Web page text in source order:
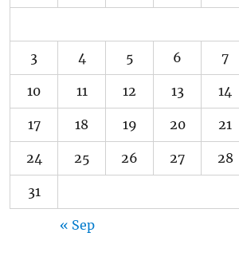
3 4 5 6 7
10 11 12 13 14
17 18 19 20 21
24 25 26 27 28
31
« Sep